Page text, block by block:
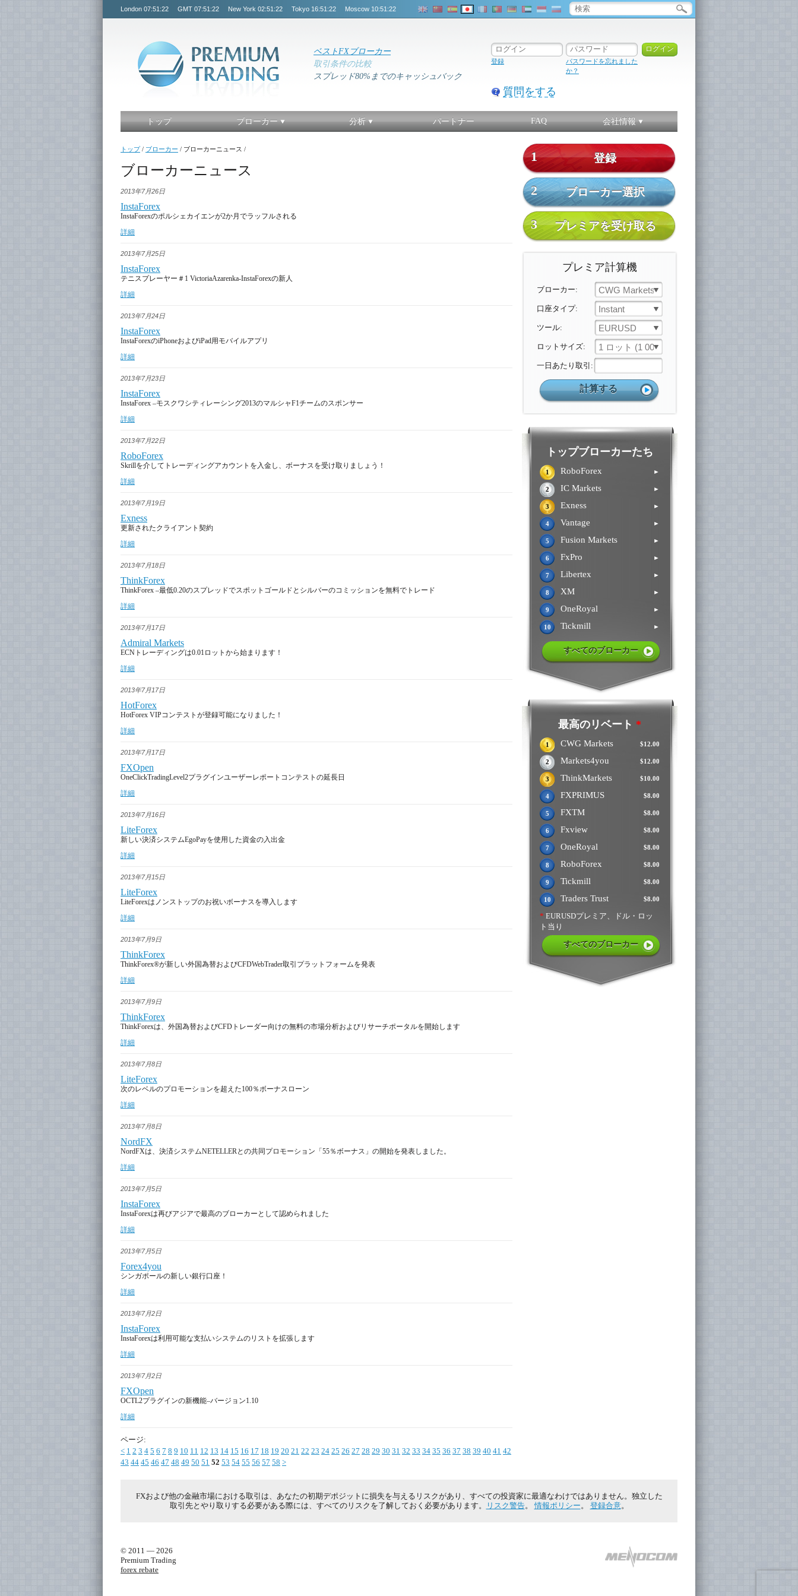
London 07:51:23 GMT 07:51:23 New York 02:51:23 Tokyo 16:51:23 Moscow 10:51:23
ベストFXブローカー
取引条件の比較
スプレッド80%までのキャッシュバック
登録
パスワードを忘れました
か？
質問をする
トップ ブローカー 分析 パートナー FAQ 会社情報
1 登録
2 ブローカー選択
3 プレミアを受け取る
プレミア計算機
ブローカー: CWG Markets
口座タイプ: Instant
ツール: EURUSD
ロットサイズ: 1 ロット (1 000 ユニット)
一日あたり取引:
トップブローカーたち
1 RoboForex ►
2 IC Markets ►
3 Exness ►
4 Vantage ►
5 Fusion Markets ►
6 FxPro ►
7 Libertex ►
8 XM ►
9 OneRoyal ►
10 Tickmill ►
すべてのブローカー
最高のリベート *
$12.00
1 CWG Markets
$12.00
2 Markets4you
$10.00
3 ThinkMarkets
$8.00
4 FXPRIMUS
$8.00
5 FXTM
$8.00
6 Fxview
$8.00
7 OneRoyal
$8.00
8 RoboForex
$8.00
9 Tickmill
$8.00
10 Traders Trust
* EURUSDプレミア、ドル・ロッ
ト当り
すべてのブローカー
トップ/ ブローカー / ブローカーニュース /
ブローカーニュース
2013年7月26日
InstaForex
InstaForexのポルシェカイエンが2か月でラッフルされる
詳細
2013年7月25日
InstaForex
テニスプレーヤー＃1 VictoriaAzarenka-InstaForexの新人
詳細
2013年7月24日
InstaForex
InstaForexのiPhoneおよびiPad用モバイルアプリ
詳細
2013年7月23日
InstaForex
InstaForex –モスクワシティレーシング2013のマルシャF1チームのスポンサー
詳細
2013年7月22日
RoboForex
Skrillを介してトレーディングアカウントを入金し、ボーナスを受け取りましょう！
詳細
2013年7月19日
Exness
更新されたクライアント契約
詳細
2013年7月18日
ThinkForex
ThinkForex –最低0.20のスプレッドでスポットゴールドとシルバーのコミッションを無料でトレード
詳細
2013年7月17日
Admiral Markets
ECNトレーディングは0.01ロットから始まります！
詳細
2013年7月17日
HotForex
HotForex VIPコンテストが登録可能になりました！
詳細
2013年7月17日
FXOpen
OneClickTradingLevel2プラグインユーザーレポートコンテストの延長日
詳細
2013年7月16日
LiteForex
新しい決済システムEgoPayを使用した資金の入出金
詳細
2013年7月15日
LiteForex
LiteForexはノンストップのお祝いボーナスを導入します
詳細
2013年7月9日
ThinkForex
ThinkForex®が新しい外国為替およびCFDWebTrader取引プラットフォームを発表
詳細
2013年7月9日
ThinkForex
ThinkForexは、外国為替およびCFDトレーダー向けの無料の市場分析およびリサーチポータルを開始します
詳細
2013年7月8日
LiteForex
次のレベルのプロモーションを超えた100％ボーナスローン
詳細
2013年7月8日
NordFX
NordFXは、決済システムNETELLERとの共同プロモーション「55％ボーナス」の開始を発表しました。
詳細
2013年7月5日
InstaForex
InstaForexは再びアジアで最高のブローカーとして認められました
詳細
2013年7月5日
Forex4you
シンガポールの新しい銀行口座！
詳細
2013年7月2日
InstaForex
InstaForexは利用可能な支払いシステムのリストを拡張します
詳細
2013年7月2日
FXOpen
OCTL2プラグインの新機能–バージョン1.10
詳細
ページ:
< 1 2 3 4 5 6 7 8 9 10 11 12 13 14 15 16 17 18 19 20 21 22 23 24 25 26 27 28 29 30 31 32 33 34 35 36 37 38 39 40 41 42
43 44 45 46 47 48 49 50 51 52 53 54 55 56 57 58 >
FXおよび他の金融市場における取引は、あなたの初期デポジットに損失を与えるリスクがあり、すべての投資家に最適なわけではありません。独立した
取引先とやり取りする必要がある際には、すべてのリスクを了解しておく必要があります。
リスク警告。情報ポリシー。 登録合意。
© 2011 — 2026
Premium Trading
forex rebate